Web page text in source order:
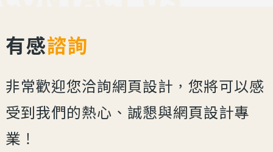
有感諮詢
非常歡迎您洽詢網頁設計，您將可以感
受到我們的熱心、誠懇與網頁設計專
業！